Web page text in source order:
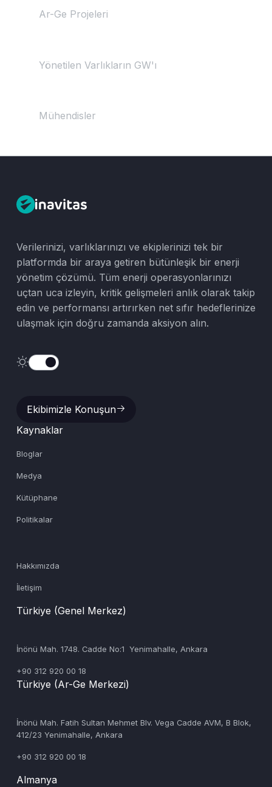
Ar-Ge Projeleri
Yönetilen Varlıkların GW'ı
Mühendisler
Verilerinizi, varlıklarınızı ve ekiplerinizi tek bir
platformda bir araya getiren bütünleşik bir enerji
yönetim çözümü. Tüm enerji operasyonlarınızı
uçtan uca izleyin, kritik gelişmeleri anlık olarak takip
edin ve performansı artırırken net sıfır hedeflerinize
ulaşmak için doğru zamanda aksiyon alın.
Ekibimizle Konuşun
Kaynaklar
Bloglar
Medya
Kütüphane
Politikalar
Hakkımızda
İletişim
Türkiye (Genel Merkez)
İnönü Mah. 1748. Cadde No:1 Yenimahalle, Ankara
+90 312 920 00 18
Türkiye (Ar-Ge Merkezi)
‍İnönü Mah. Fatih Sultan Mehmet Blv. Vega Cadde AVM, B Blok,
412/23 Yenimahalle, Ankara
+90 312 920 00 18
Almanya